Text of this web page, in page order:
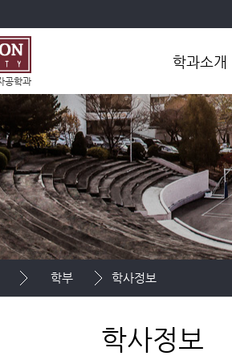
공학과
학과소개
학과개요
학과장인사말
연혁
현황
조직 및 연락처
오시는길
학부 학사정보
학사정보